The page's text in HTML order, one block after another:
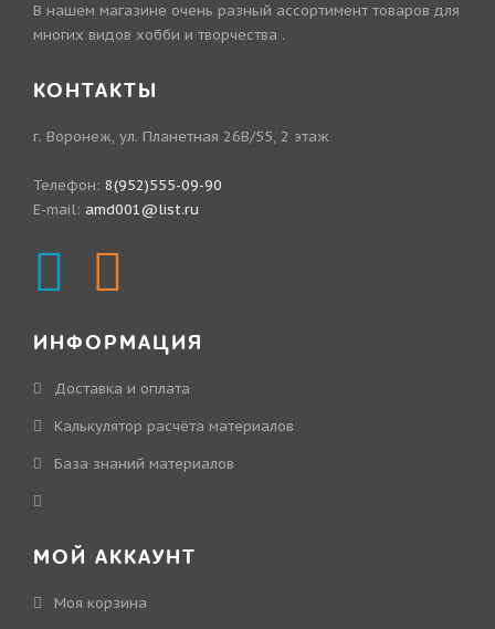
В нашем магазине очень разный ассортимент товаров для
многих видов хобби и творчества .
КОНТАКТЫ
г. Воронеж, ул. Планетная 26В/55, 2 этаж
Телефон: 8(952)555-09-90
E-mail: amd001@list.ru
ИНФОРМАЦИЯ
Доставка и оплата
Калькулятор расчёта материалов
База знаний материалов
МОЙ АККАУНТ
Моя корзина